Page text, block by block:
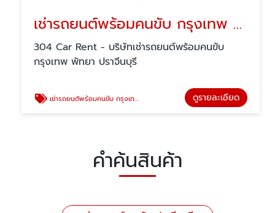
เช่ารถยนต์พร้อมคนขับ กรุงเทพ พัทยา
304 Car Rent - บริษัทเช่ารถยนต์พร้อมคนขับ
กรุงเทพ พัทยา ปราจีนบุรี
เช่ารถยนต์พร้อมคนขับ กรุงเทพ พัทยา ดูรายละเอียด
คำค้นสินค้า